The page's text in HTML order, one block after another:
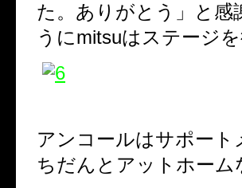
た。ありがとう」と感
うにmitsuはステージを
アンコールはサポー
ちだんとアットホーム